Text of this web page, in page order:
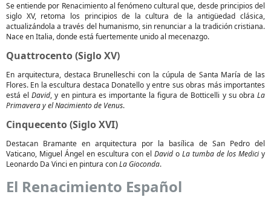
Se entiende por Renacimiento al fenómeno cultural que, desde principios del
siglo XV, retoma los principios de la cultura de la antigüedad clásica,
actualizándola a través del humanismo, sin renunciar a la tradición cristiana.
Nace en Italia, donde está fuertemente unido al mecenazgo.
Quattrocento (Siglo XV)
En arquitectura, destaca Brunelleschi con la cúpula de Santa María de las
Flores. En la escultura destaca Donatello y entre sus obras más importantes
está elDavid, y en pintura es importante la figura de Botticelli y su obraLa
Primavera y el Nacimiento de Venus.
Cinquecento (Siglo XVI)
Destacan Bramante en arquitectura por la basílica de San Pedro del
Vaticano, Miguel Ángel en escultura con el David o La tumba de los Medici y
Leonardo Da Vinci en pintura conLa Gioconda.
El Renacimiento Español